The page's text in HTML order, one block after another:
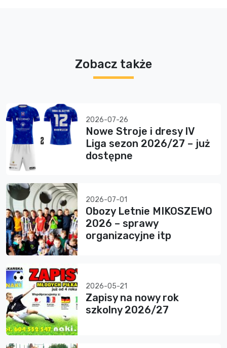
Zobacz także
2026-07-26
Nowe Stroje i dresy IV
Liga sezon 2026/27 – już
dostępne
2026-07-01
Obozy Letnie MIKOSZEWO
2026 – sprawy
organizacyjne itp
2026-05-21
Zapisy na nowy rok
szkolny 2026/27